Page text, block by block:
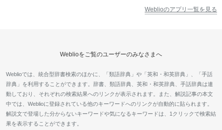
Weblioのアプリ一覧を見る
Weblioをご覧のユーザーのみなさまへ
Weblioでは、統合型辞書検索のほかに、「類語辞典」や「英和・和英辞典」、「手話
辞典」を利用することができます。辞書、類語辞典、英和・和英辞典、手話辞典は連
動しており、それぞれの検索結果へのリンクが表示されます。また、解説記事の本文
中では、Weblioに登録されている他のキーワードへのリンクが自動的に貼られます。
解説文で登場した分からないキーワードや気になるキーワードは、1クリックで検索結
果を表示することができます。